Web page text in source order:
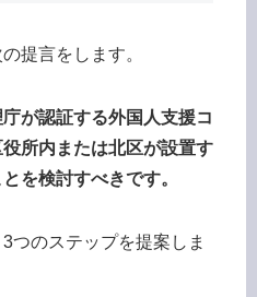
提言をします。
が認証する外国人支援コ
所内または北区が設置す
を検討すべきです。
つのステップを提案しま